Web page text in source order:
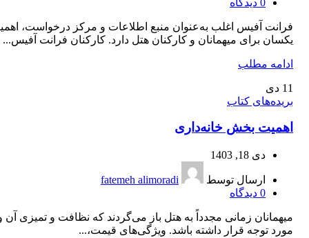
فرانت آفیس اغلب به‌عنوان منبع اطلاعات و مرکز درخواست،
یکسان برای میهمانان و کارکنان هتل دارد. کارکنان فرانت آفیس...
ادامه مطلب
11 دی
بریده‌های کتاب
اهمیت بخش خانه‌داری
دی 18, 1403
ارسال توسط
fatemeh alimoradi
0 دیدگاه
میهمانان زمانی مجدداً به هتل باز می‌گردند که نظافت و تمیزی آن
مورد توجه قرار داشته باشد. ویژگی‌های قیمت،...